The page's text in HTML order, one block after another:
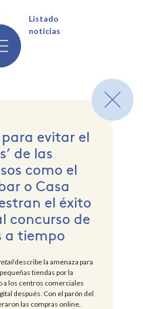
2022 2021
Listado
noticias
evitar el
de las
como el
o Casa
el éxito
concurso de
a tiempo
describe la amenaza para
tiendas por la
a los centros comerciales
después. Con el parón del
las compras online,